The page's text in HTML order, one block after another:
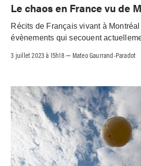
Le chaos en France vu de
Récits de Français vivant à
évènements qui secouent
3 juillet 2023 à 15h18– Mateo Gaurrand-Paradot